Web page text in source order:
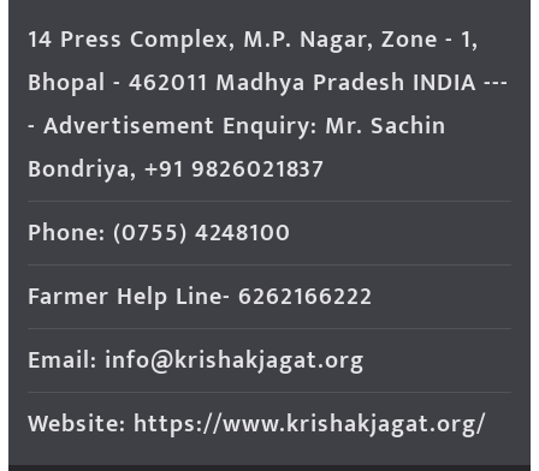
14 Press Complex, M.P. Nagar, Zone - 1,
Bhopal - 462011 Madhya Pradesh INDIA ---
- Advertisement Enquiry: Mr. Sachin
Bondriya, +91 9826021837
Phone: (0755) 4248100
Farmer Help Line- 6262166222
Email: info@krishakjagat.org
Website: https://www.krishakjagat.org/